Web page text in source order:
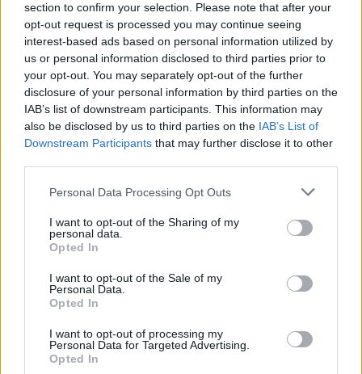
section to confirm your selection. Please note that after your
opt-out request is processed you may continue seeing
interest-based ads based on personal information utilized by
us or personal information disclosed to third parties prior to
your opt-out. You may separately opt-out of the further
disclosure of your personal information by third parties on the
IAB’s list of downstream participants. This information may
also be disclosed by us to third parties on the IAB’s List of
Downstream Participants that may further disclose it to other
Please note that this website/app uses one or more Google
not limited to your visit or usage behaviour. You may click to
grant or deny consent to Google and its third-party tags to
use your data for below specified purposes in below Google
consent section.
Personal Data Processing Opt Outs
I want to opt-out of the Sharing of my
personal data.
Opted In
I want to opt-out of the Sale of my
Personal Data.
Opted In
I want to opt-out of processing my
Personal Data for Targeted Advertising.
Opted In
Nel complesso ilCamparini Gioielli Cup2026
conferma la sua vocazione a essere palcoscenico
per giovani italiani e per giocatori in cerca di
rilancio, su una superficie che amplifica il valore
della resistenza tattica e dell’intelligenza di
gioco. I prossimi turni diranno se i favoriti
sapranno mantenere il controllo o se nuovi
titolo.
Edoardo Marchesi
Edoardo Marchesi, voce delle notizie di
in via Maqueda e decise di chiedere carte e
nomi: da allora predilige verifiche sul campo.